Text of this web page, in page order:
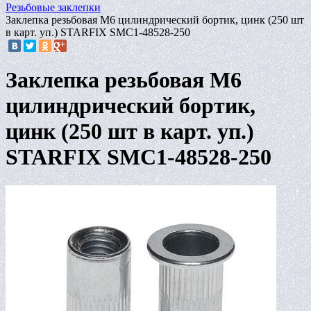
Резьбовые заклепки
Заклепка резьбовая М6 цилиндрический бортик, цинк (250 шт
в карт. уп.) STARFIX SMC1-48528-250
Заклепка резьбовая М6
цилиндрический бортик,
цинк (250 шт в карт. уп.)
STARFIX SMC1-48528-250